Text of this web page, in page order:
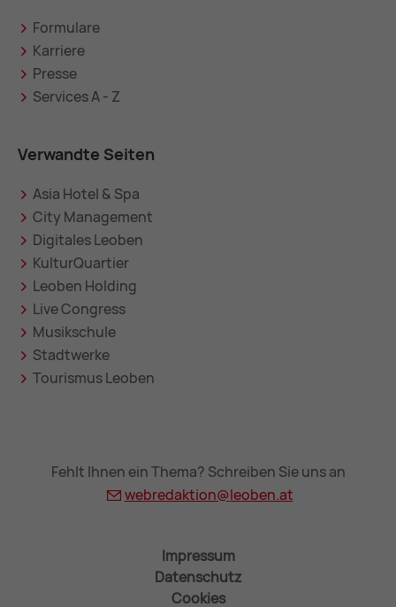
Formulare
Karriere
Presse
Services A - Z
Verwandte Seiten
Asia Hotel & Spa
City Management
Digitales Leoben
KulturQuartier
Leoben Holding
Live Congress
Musikschule
Stadtwerke
Tourismus Leoben
Fehlt Ihnen ein Thema? Schreiben Sie uns an
webredaktion@leoben.at
Impressum
Datenschutz
Cookies